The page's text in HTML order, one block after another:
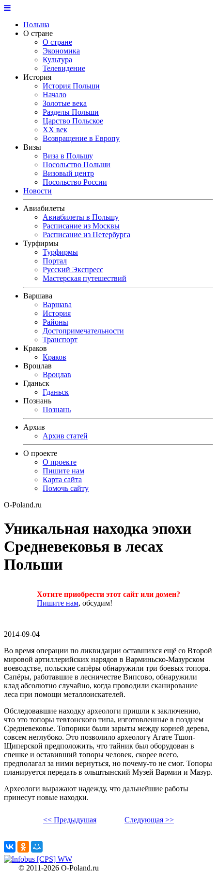
Польша
О стране
О стране
Экономика
Культура
Телевидение
История
История Польши
Начало
Золотые века
Разделы Польши
Царство Польское
ХХ век
Возвращение в Европу
Визы
Виза в Польшу
Посольство Польши
Визовый центр
Посольство России
Новости
Авиабилеты
Авиабилеты в Польшу
Расписание из Москвы
Расписание из Петербурга
Турфирмы
Турфирмы
Портал
Русский Экспресс
Мастерская путешествий
Варшава
Варшава
История
Районы
Достопримечательности
Транспорт
Краков
Краков
Вроцлав
Вроцлав
Гданьск
Гданьск
Познань
Познань
Архив
Архив статей
О проекте
О проекте
Пишите нам
Карта сайта
Помочь сайту
O-Poland.ru
Уникальная находка эпохи
Средневековья в лесах
Польши
Хотите приобрести этот сайт или домен?
Пишите нам, обсудим!
2014-09-04
Во время операции по ликвидации оставшихся ещё со Второй
мировой артиллерийских нарядов в Варминьско-Мазурском
воеводстве, польские сапёры обнаружили три боевых топора.
Сапёры, работавшие в лесничестве Випсово, обнаружили
клад абсолютно случайно, когда проводили сканирование
леса при помощи металлоискателей.
Обследовавшие находку археологи пришли к заключению,
что это топоры тевтонского типа, изготовленные в позднем
Средневековье. Топорики были зарыты между корней дерева,
совсем неглубоко. Это позволило археологу Агате Тшоп-
Щиперской предположить, что тайник был оборудован в
спешке и оставивший топоры человек, скорее всего,
предполагал за ними вернуться, но почему-то не смог. Топоры
планируется передать в ольштынский Музей Вармии и Мазур.
Археологи выражают надежду, что дальнейшие работы
принесут новые находки.
<< Предыдушая Следующая >>
© 2011-2026 O-Poland.ru